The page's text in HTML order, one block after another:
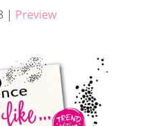
| Preview